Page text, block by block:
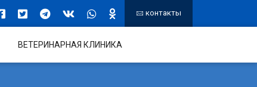
контакты
ВЕТЕРИНАРНАЯ КЛИНИКА